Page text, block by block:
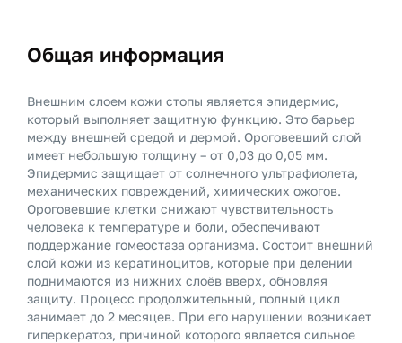
Общая информация
Внешним слоем кожи стопы является эпидермис,
который выполняет защитную функцию. Это барьер
между внешней средой и дермой. Ороговевший слой
имеет небольшую толщину – от 0,03 до 0,05 мм.
Эпидермис защищает от солнечного ультрафиолета,
механических повреждений, химических ожогов.
Ороговевшие клетки снижают чувствительность
человека к температуре и боли, обеспечивают
поддержание гомеостаза организма. Состоит внешний
слой кожи из кератиноцитов, которые при делении
поднимаются из нижних слоёв вверх, обновляя
защиту. Процесс продолжительный, полный цикл
занимает до 2 месяцев. При его нарушении возникает
гиперкератоз, причиной которого является сильное